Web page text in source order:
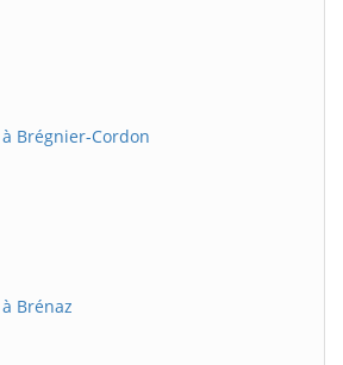
Brégnier-Cordon
Brénaz